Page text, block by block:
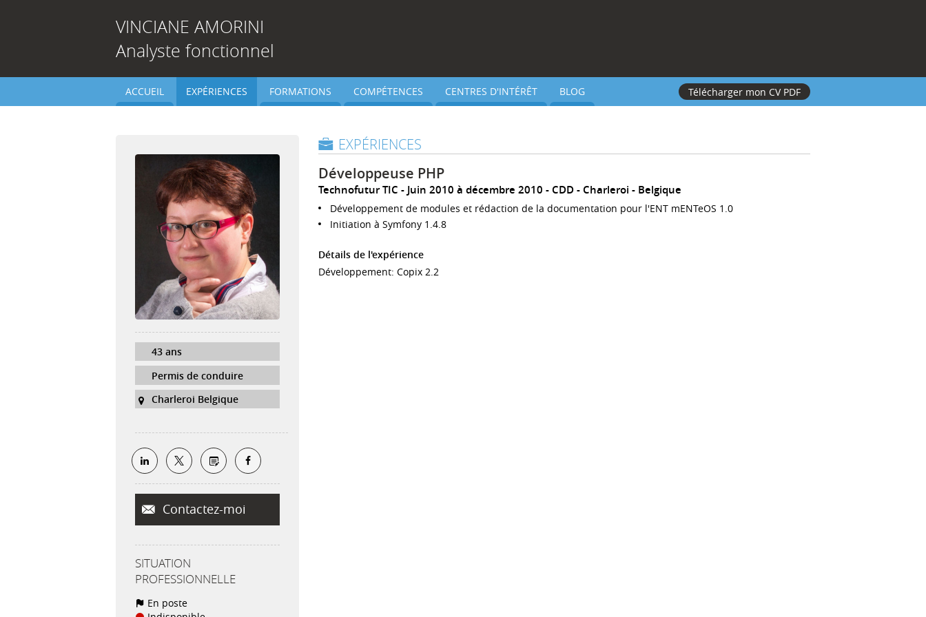
VINCIANE AMORINI
Analyste fonctionnel
ACCUEIL EXPÉRIENCES FORMATIONS COMPÉTENCES CENTRES D'INTÉRÊT BLOG Télécharger mon CV PDF
43 ans
Permis de conduire
Charleroi Belgique
Contactez-moi
SITUATION
PROFESSIONNELLE
En poste
EXPÉRIENCES
Développeuse PHP
Technofutur TIC Juin 2010 à décembre 2010 CDD Charleroi Belgique
Développement de modules et rédaction de la documentation pour l'ENT mENTeOS 1.0
Initiation à Symfony 1.4.8
Détails de l'expérience
Développement: Copix 2.2